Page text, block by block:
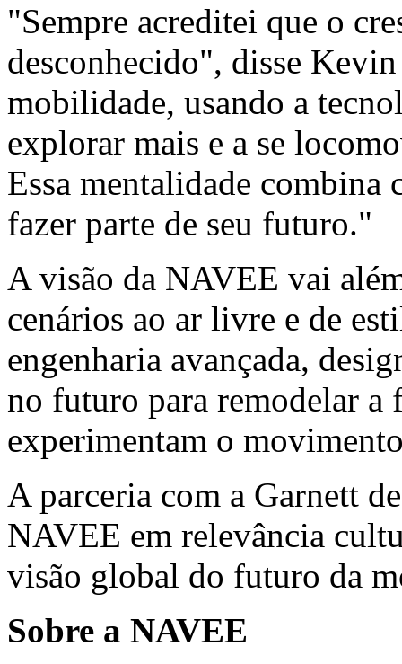
"Sempre acreditei que o
desconhecido", disse
mobilidade, usando a
explorar mais e a se
Essa mentalidade combina
fazer parte de seu futuro."
A visão da NAVEE vai
cenários ao ar livre e de
engenharia avançada,
no futuro para remodelar a
experimentam o
A parceria com a Garnett
NAVEE em relevância
visão global do futuro da
Sobre a NAVEE